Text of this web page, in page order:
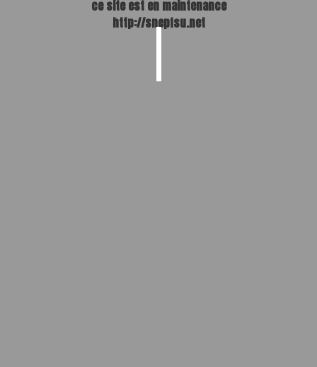
ce site est en maintenance
http://snepfsu.net